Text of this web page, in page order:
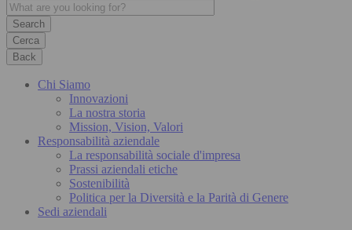
Cerca
Back
Chi Siamo
Innovazioni
La nostra storia
Mission, Vision, Valori
Responsabilità aziendale
La responsabilità sociale d'impresa
Prassi aziendali etiche
Sostenibilità
Politica per la Diversità e la Parità di Genere
Sedi aziendali